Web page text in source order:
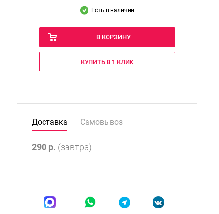
Есть в наличии
В КОРЗИНУ
КУПИТЬ В 1 КЛИК
Доставка Самовывоз
290 р. (завтра)